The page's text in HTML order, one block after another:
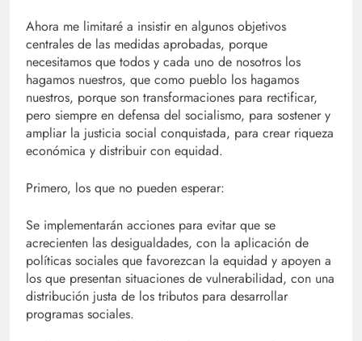
Ahora me limitaré a insistir en algunos objetivos
centrales de las medidas aprobadas, porque
necesitamos que todos y cada uno de nosotros los
hagamos nuestros, que como pueblo los hagamos
nuestros, porque son transformaciones para rectificar,
pero siempre en defensa del socialismo, para sostener y
ampliar la justicia social conquistada, para crear riqueza
económica y distribuir con equidad.
Primero, los que no pueden esperar:
Se implementarán acciones para evitar que se
acrecienten las desigualdades, con la aplicación de
políticas sociales que favorezcan la equidad y apoyen a
los que presentan situaciones de vulnerabilidad, con una
distribución justa de los tributos para desarrollar
programas sociales.